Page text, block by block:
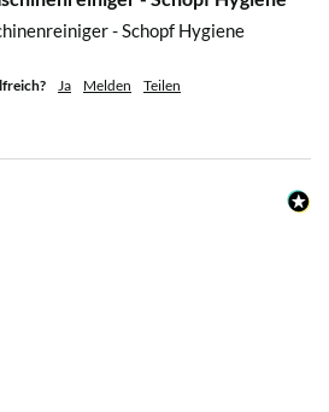
- Schopf Hygiene
Ja Melden Teilen